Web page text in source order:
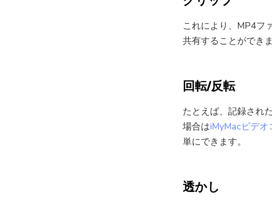
これにより、MP4フ
共有することができま
回転/反転
たとえば、記録され
場合はiMyMacビデオ
単にできます。
透かし
有効な